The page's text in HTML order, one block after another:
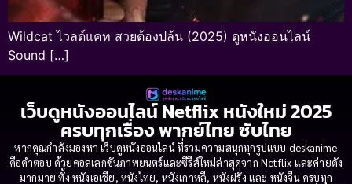
Wildcat ไวลด์แคท สวยต้องปล้น (2025) ดูหนังออนไลน์
Sound […]
เว็บดูหนังออนไลน์ Netflix หนังใหม่ 2025
ครบทุกเรื่อง พากย์ไทย ซับไทย
หากคุณกำลังมองหา เว็บดูหนังออนไลน์ ที่รวมความสนุกทุกรูปแบบ deskanime
คือคำตอบ ด้วยคอลเลกชันภาพยนตร์และซีรีส์ใหม่ล่าสุดจาก Netflix และค่ายดัง
มากมาย ทั้ง หนังเอเชีย, หนังไทย, หนังเกาหลี, หนังฝรั่ง และ หนังจีน ครบทุก